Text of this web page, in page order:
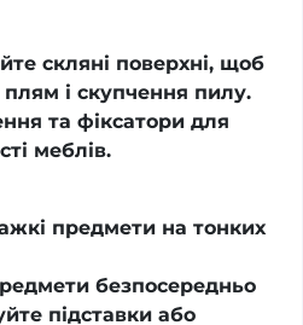
скляні поверхні, щоб
і скупчення пилу.
та фіксатори для
меблів.
предмети на тонких
безпосередньо
підставки або